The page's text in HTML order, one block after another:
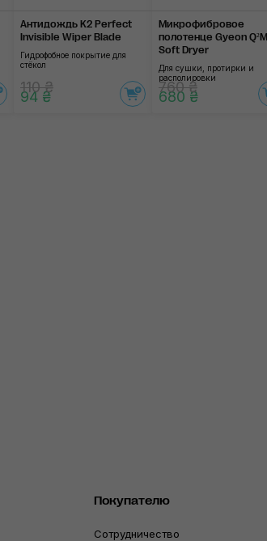
Антидождь K2 Perfect
Invisible Wiper Blade
Гидрофобное покрытие для
стёкол
110 ₴
94 ₴
Микрофибровое
полотенце Gyeon Q²M
Soft Dryer
Для сушки, протирки и
располировки
760 ₴
680 ₴
Покупателю
Сотрудничество